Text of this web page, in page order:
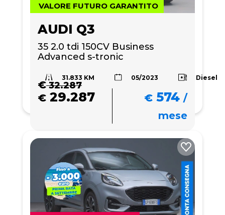
VALORE FUTURO GARANTITO
AUDI Q3
35 2.0 tdi 150CV Business
Advanced s-tronic
31.833 KM 05/2023 Diesel
€32.287
€ 29.287 € 574 /
mese